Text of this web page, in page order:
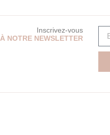
Inscrivez-vous
À NOTRE NEWSLETTER